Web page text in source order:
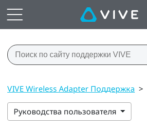
VIVE Wireless Adapter Поддержка >
Руководства пользователя